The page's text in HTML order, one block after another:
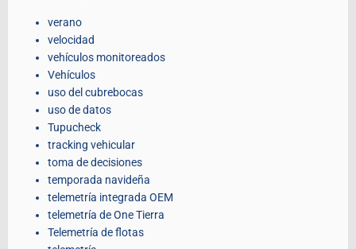
verano
velocidad
vehículos monitoreados
Vehículos
uso del cubrebocas
uso de datos
Tupucheck
tracking vehicular
toma de decisiones
temporada navideña
telemetría integrada OEM
telemetría de One Tierra
Telemetría de flotas